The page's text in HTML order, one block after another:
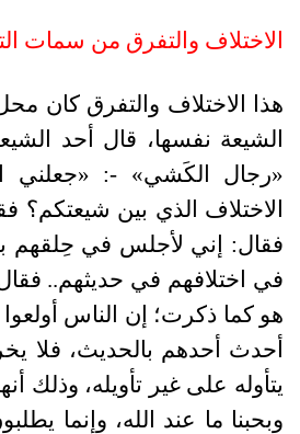
الاختلاف والتفرق من سمات
هذا الاختلاف والتفرق كان
الشيعة نفسها، قال أحد
«رجال الكَشي» -: «جعلني
الاختلاف الذي بين شيعتكم؟
فقال: إني لأجلس في حِلقهم
في اختلافهم في حديثهم.. فقال
هو كما ذكرت؛ إن الناس أولعوا
أحدث أحدهم بالحديث، فلا
يتأوله على غير تأويله، وذلك
وبحبنا ما عند الله، وإنما